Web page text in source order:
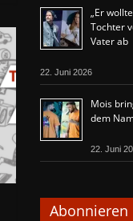
„Er
Tochter
Vater ab
22. Juni 2026
Mois
dem
22. Juni
Abonnieren